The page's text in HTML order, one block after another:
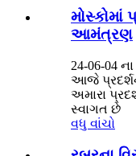
મોસ્કોમાં
આમંત્રણ
24-06-04
આજે
અમારા
સ્વાગત છે
વધુ વાંચો